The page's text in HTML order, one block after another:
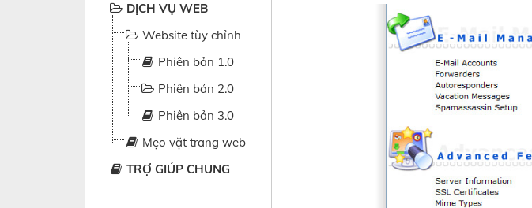
DỊCH VỤ WEB
Website tùy chỉnh
Phiên bản 1.0
Phiên bản 2.0
Phiên bản 3.0
Mẹo vặt trang web
TRỢ GIÚP CHUNG